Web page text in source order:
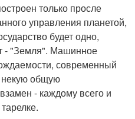
только просле
управления планетой,
будет одно,
- "Земля". Машинное
современный
некую общую
- каждому всего и